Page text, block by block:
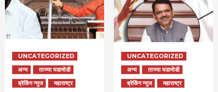
UNCATEGORIZED
अन्य
ताज्या घडामोडी
ब्रेकिंग न्युज
महाराष्ट्र
UNCATEGORIZED
अन्य
ताज्या घडामोडी
ब्रेकिंग न्युज
महाराष्ट्र